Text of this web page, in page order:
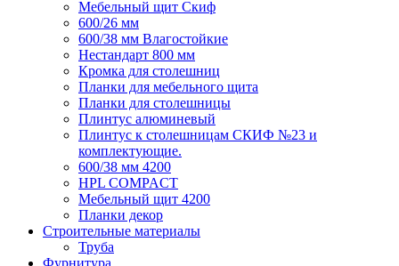
Мебельный щит Скиф
600/26 мм
600/38 мм Влагостойкие
Нестандарт 800 мм
Кромка для столешниц
Планки для мебельного щита
Планки для столешницы
Плинтус алюминевый
Плинтус к столешницам СКИФ №23 и
комплектующие.
600/38 мм 4200
HPL COMPACT
Мебельный щит 4200
Планки декор
Строительные материалы
Труба
Фурнитура